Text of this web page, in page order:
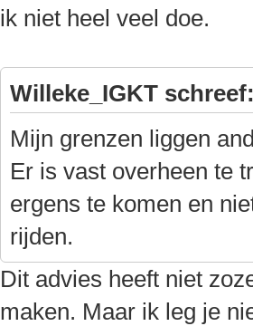
ik niet heel veel doe.
Willeke_IGKT
Mijn grenzen liggen
Er is vast overheen te
ergens te komen en
rijden.
Dit advies heeft niet
maken. Maar ik leg je